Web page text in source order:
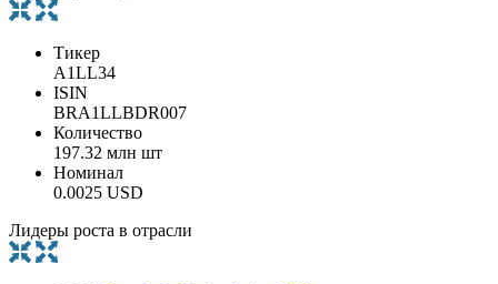
Тикер
A1LL34
ISIN
BRA1LLBDR007
Количество
197.32 млн шт
Номинал
0.0025 USD
Лидеры роста в отрасли